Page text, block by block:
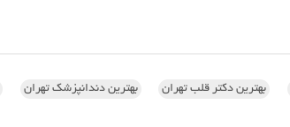
بهترین دکتر قلب تهران بهترین دندانپزشک تهران